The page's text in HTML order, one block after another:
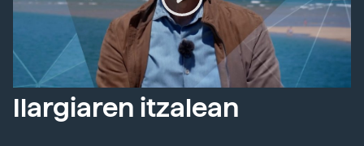
Ilargiaren itzalean